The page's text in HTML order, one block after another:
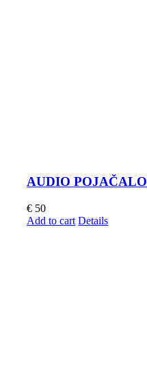
AUDIO POJAČALO
€ 50
Add to cart Details